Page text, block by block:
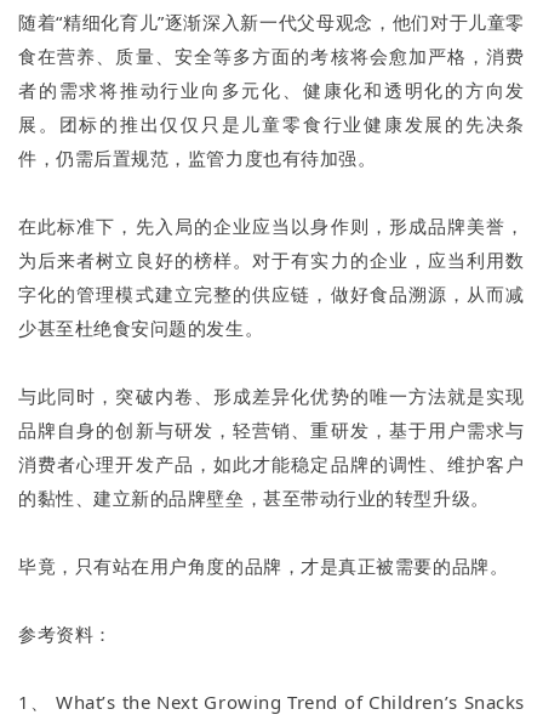
随着“精细化育儿”逐渐深入新一代父母观念，他们对于儿童零
食在营养、质量、安全等多方面的考核将会愈加严格，消费
者的需求将推动行业向多元化、健康化和透明化的方向发
展。团标的推出仅仅只是儿童零食行业健康发展的先决条
件，仍需后置规范，监管力度也有待加强。
在此标准下，先入局的企业应当以身作则，形成品牌美誉，
为后来者树立良好的榜样。对于有实力的企业，应当利用数
字化的管理模式建立完整的供应链，做好食品溯源，从而减
少甚至杜绝食安问题的发生。
与此同时，突破内卷、形成差异化优势的唯一方法就是实现
品牌自身的创新与研发，轻营销、重研发，基于用户需求与
消费者心理开发产品，如此才能稳定品牌的调性、维护客户
的黏性、建立新的品牌壁垒，甚至带动行业的转型升级。
毕竟，只有站在用户角度的品牌，才是真正被需要的品牌。
参考资料：
1、 What’s the Next Growing Trend of Children’s Snacks